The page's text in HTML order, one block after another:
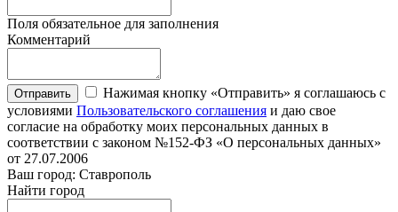
Поля обязательное для заполнения
Комментарий
Отправить
Нажимая кнопку «Отправить» я соглашаюсь с
условиями Пользовательского соглашения и даю свое
согласие на обработку моих персональных данных в
соответствии с законом №152-ФЗ «О персональных данных»
от 27.07.2006
Ваш город: Ставрополь
Найти город